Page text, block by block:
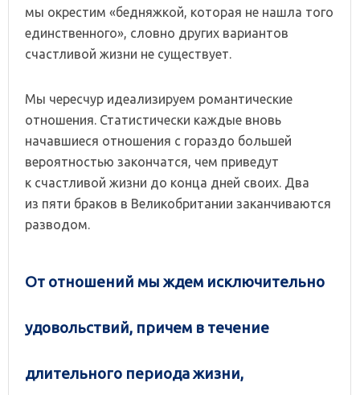
мы окрестим «бедняжкой, которая не нашла того
единственного», словно других вариантов
счастливой жизни не существует.
Мы чересчур идеализируем романтические
отношения. Статистически каждые вновь
начавшиеся отношения с гораздо большей
вероятностью закончатся, чем приведут
к счастливой жизни до конца дней своих. Два
из пяти браков в Великобритании заканчиваются
разводом.
От отношений мы ждем исключительно
удовольствий, причем в течение
длительного периода жизни,